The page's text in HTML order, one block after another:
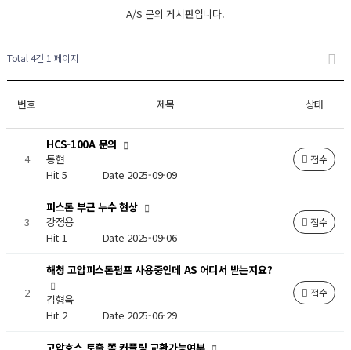
A/S 문의 게시판입니다.
Total 4건 1 페이지
번호 제목 상태
4
HCS-100A 문의
동현
Hit 5 Date 2025-09-09
접수
3
피스톤 부근 누수 현상
강정용
Hit 1 Date 2025-09-06
접수
2
해청 고압피스톤펌프 사용중인데 AS 어디서 받는지요?
김형욱
Hit 2 Date 2025-06-29
접수